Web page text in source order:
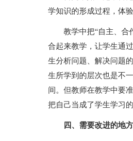
学知识的形成过程，体
教学中把“自主、合作
合起来教学，让学生通
生分析问题、解决问题
生所学到的层次也是不
间。但教师在教学中要
把自己当成了学生学习
四、需要改进的地方